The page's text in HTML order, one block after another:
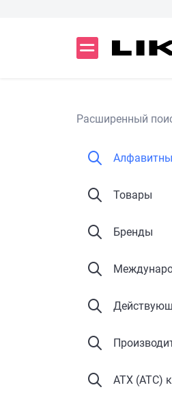
Расширенный
Товары
Бренды
АТХ (ATC)